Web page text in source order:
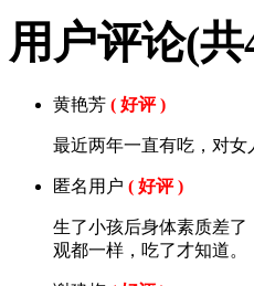
用户评论(共
黄艳芳 ( 好评 )
最近两年一直有吃，对女
匿名用户 ( 好评 )
生了小孩后身体素质差
观都一样，吃了才知道。